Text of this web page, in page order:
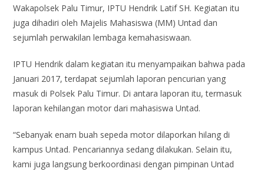
Wakapolsek Palu Timur, IPTU Hendrik Latif SH. Kegiatan itu
juga dihadiri oleh Majelis Mahasiswa (MM) Untad dan
sejumlah perwakilan lembaga kemahasiswaan.
IPTU Hendrik dalam kegiatan itu menyampaikan bahwa pada
Januari 2017, terdapat sejumlah laporan pencurian yang
masuk di Polsek Palu Timur. Di antara laporan itu, termasuk
laporan kehilangan motor dari mahasiswa Untad.
“Sebanyak enam buah sepeda motor dilaporkan hilang di
kampus Untad. Pencariannya sedang dilakukan. Selain itu,
kami juga langsung berkoordinasi dengan pimpinan Untad